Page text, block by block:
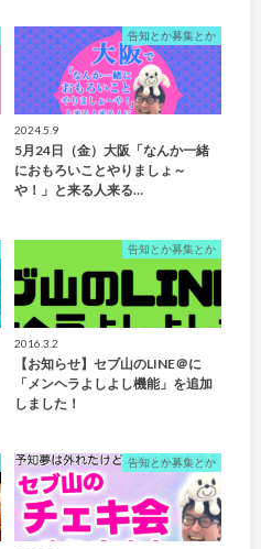
告知とか募集とか
2024.5.9
5月24日（金）大阪「なんか一緒
におもろいことやりましょ～
や！」と来る人来る…
告知とか募集とか
2016.3.2
【お知らせ】セブ山のLINE＠に
「メンヘラよしよし機能」を追加
しました！
告知とか募集とか